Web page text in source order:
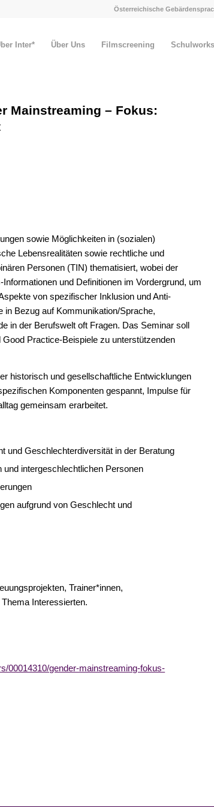
Österreichische
Inter* Über Uns Filmscreening
Mainstreaming – Fokus:
sowie Möglichkeiten in (sozialen)
Lebensrealitäten sowie rechtliche und
Personen (TIN) thematisiert, wobei der
und Definitionen im Vordergrund, um
von spezifischer Inklusion und Anti-
in Bezug auf Kommunikation/Sprache,
in der Berufswelt oft Fragen. Das Seminar soll
Practice-Beispiele zu unterstützenden
historisch und gesellschaftliche Entwicklungen
Komponenten gespannt, Impulse für
gemeinsam erarbeitet.
und Geschlechterdiversität in der Beratung
intergeschlechtlichen Personen
aufgrund von Geschlecht und
Trainer*innen,
Interessierten.
00014310/gender-mainstreaming-fokus-